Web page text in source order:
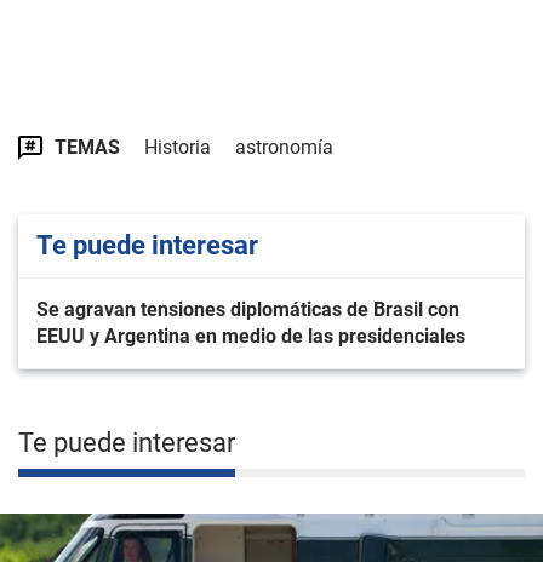
TEMAS Historia astronomía
Te puede interesar
Se agravan tensiones diplomáticas de Brasil con
EEUU y Argentina en medio de las presidenciales
Te puede interesar